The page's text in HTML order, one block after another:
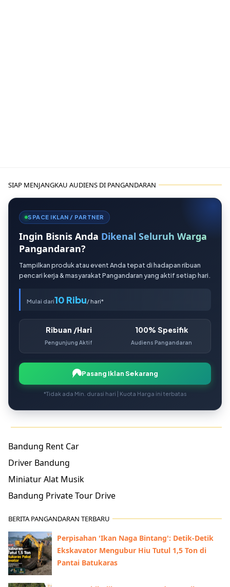
SIAP MENJANGKAU AUDIENS DI PANGANDARAN
SPACE IKLAN / PARTNER
Ingin Bisnis Anda Dikenal Seluruh Warga
Pangandaran?
Tampilkan produk atau event Anda tepat di hadapan ribuan
pencari kerja & masyarakat Pangandaran yang aktif setiap hari.
Mulai dari10 Ribu/ hari*
Ribuan /Hari
Pengunjung Aktif
100% Spesifik
Audiens Pangandaran
Pasang Iklan Sekarang
*Tidak ada Min. durasi hari | Kuota Harga ini terbatas
Bandung Rent Car
Driver Bandung
Miniatur Alat Musik
Bandung Private Tour Drive
BERITA PANGANDARAN TERBARU
Perpisahan 'Ikan Naga Bintang': Detik-Detik
Ekskavator Mengubur Hiu Tutul 1,5 Ton di
Pantai Batukaras